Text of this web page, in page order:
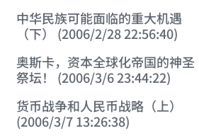
中华民族可能面临的重大机遇
（下） (2006/2/28 22:56:40)
奥斯卡，资本全球化帝国的神圣
祭坛！ (2006/3/6 23:44:22)
货币战争和人民币战略（上）
(2006/3/7 13:26:38)